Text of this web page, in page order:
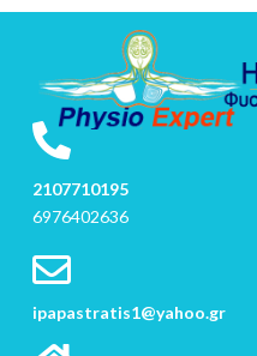
2107710195
6976402636
ipapastratis1@yahoo.gr